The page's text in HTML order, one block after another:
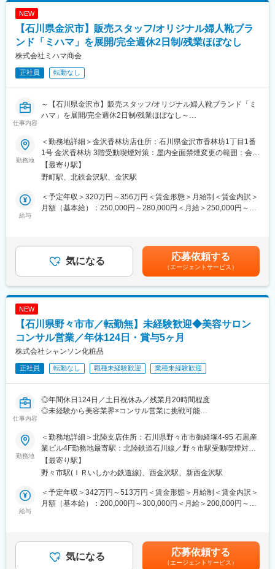
さが変わるオーダーメイド商品。世界にひとつだけといえるモノ
です。
《取引先》
半導体素材メーカー/電子部品メーカー/無機材料メーカー等、大手
メーカーが中心です。まずは先輩社員に同行し、じっくり学んで
ます。
《営業エリア》北陸中心
■入社後の育成フロー：
～未経験の方も充実の研修と教育プログラムでサポート致します
～
◎1ヶ月目・・・受注販売システム、工場のシステム、電話応対を
通じて、当社製品やお客様の社名を覚えましょう。
◎2ヶ月目～1年間・・・先輩と一緒にお客様のもとへ。まずはあ
なたの顔と名前を覚えてもらいましょう。自分の個性も活かせる
＊中途採用、未経験入社多数！じっくり成長できる環境がありま
す。
計5名が在籍。統括部長、営業担当2名(40代男性1名・30代女性1
ば活躍出来る育成体制が整っております！
また入社歴の近いメンバーとの横のつながりもあり、いろんな面
でサポートが受けられます。
変更の範囲：会社の定める業務
NEW
【石川県金沢市】販売スタッフ/オリジナル婦人靴ブラ
ンド「ミハマ」を展開/完全週休2日制/残業ほぼなし
株式会社ミハマ商会
正社員 転勤なし
仕事内容
～【石川県金沢市】販売スタッフ/オリジナル婦人靴ブランド「ミ
ハマ」を展開/完全週休2日制/残業ほぼなし～
■採用背景：
組織強化に伴う募集となります。
■業務内容：
オリジナル婦人靴ブランド「ミハマ」の企画、製造、および直営
店舗での販売を行う当社にて、販売スタッフをお任せいたしま
す。ただ売るだけでなく、“一緒に選んで喜びを分かち合う”お仕事
です。
・ 会話を楽しみつつ、お客様に合うシューズとバックをご提案
・ 仕入れやレイアウト業務
・その他、付随する業務
■特徴・魅力：
・1923年に創業し、オリジナル婦人靴ブランド「ミハマ」を展
開。流行にとらわれず“履きやすく、健康的、ノーブル”という3つ
のモットーを大切に、自社製品を販売しています。
ッグを選び、感謝の言葉をいただけるやりがいのある仕事です。
・完全週休2日制で残業がほぼない為、日々オンオフのメリハリを
変更の範囲：会社の定める業務
勤務地
＜勤務地詳細＞金沢香林坊店住所：石川県金沢市香林坊1丁目1番
1号 金沢香林坊 3階受動喫煙対策：屋内全面禁煙変更の範囲：会社
の定める事業所
【最寄り駅】
野町駅、北鉄金沢駅、金沢駅
給与
＜予定年収＞320万円～356万円＜賃金形態＞月給制＜賃金内訳＞
月額（基本給）：250,000円～280,000円＜月給＞250,000円～
気になる 応募依頼する
（エージェントサービス）
NEW
【石川県野々市市／転勤無】未経験歓迎◆美容サロン
コンサル営業／年休124日・賞与5ヶ月
株式会社シャンソン化粧品
正社員 転勤なし 職種未経験歓迎 業種未経験歓迎
仕事内容
◎年間休日124日／土日祝休み／残業月20時間程度
◎未経験から美容業界×コンサル営業に挑戦可能
◎賞与実績5ヶ月分の安定した給与水準
■募集背景
エステサロンとの特約店契約数が全国約1,000店舗と拡大してお
り、さらなる店舗支援体制強化のための増員募集です。顧客に寄
り添いながらサロン経営を支援できる方を募集します。
■職務概要
せします。
■業務詳細
勤務地
＜勤務地詳細＞北陸支店住所：石川県野々市市御経塚4-95 石黒産
業ビル4F勤務地最寄駅：北陸鉄道石川線／野々市駅受動喫煙対
策：屋内全面禁煙
【最寄り駅】
野々市駅(ＩＲいしかわ鉄道線)、西金沢駅、新西金沢駅
給与
＜予定年収＞342万円～513万円＜賃金形態＞月給制＜賃金内訳＞
月額（基本給）：200,000円～300,000円＜月給＞200,000円～
賃金はあくまでも目安の金額であり、選考を通じて上下する可能
性があります。月給(月額)は固定手当を含めた表記です。
気になる 応募依頼する
（エージェントサービス）